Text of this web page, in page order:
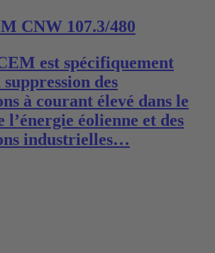
CNW 107.3/480
est spécifiquement
des
à courant élevé dans le
l’énergie éolienne et des
industrielles…